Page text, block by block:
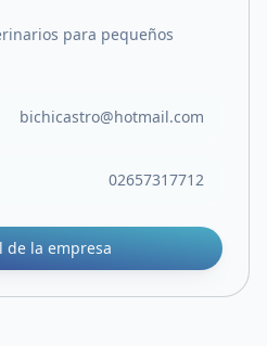
para pequeños
bichicastro@hotmail.com
02657317712
de la empresa